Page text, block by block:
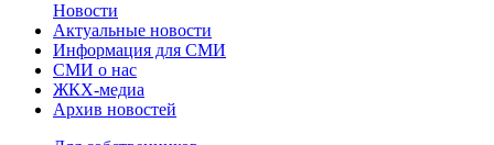
Новости
Актуальные новости
Информация для СМИ
СМИ о нас
ЖКХ-медиа
Архив новостей